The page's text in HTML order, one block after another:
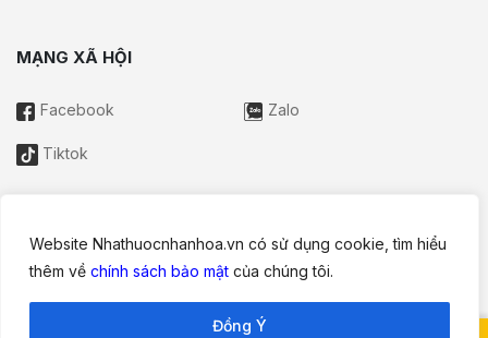
Website Nhathuocnhanhoa.vn có sử dụng cookie, tìm hiểu
thêm về chính sách bảo mật của chúng tôi.
Đồng Ý
MẠNG XÃ HỘI
Facebook Zalo
Tiktok
Thông tin trên website này chỉ mang tính chất nội bộ tham khảo;
thay thế cho tư vấn, chẩn đoán hoặc điều trị từ nhân viên y tế.